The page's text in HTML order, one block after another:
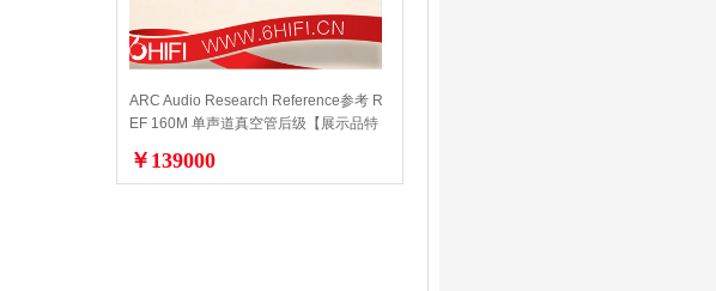
ARC Audio Research Reference参考 R
EF 160M 单声道真空管后级【展示品特
￥139000